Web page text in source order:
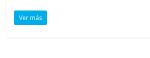
Ver más